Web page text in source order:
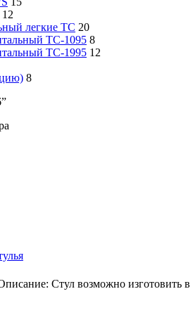
12
легкие ТС 20
TC-1095 8
TC-1995 12
8
Стул возможно изготовить в